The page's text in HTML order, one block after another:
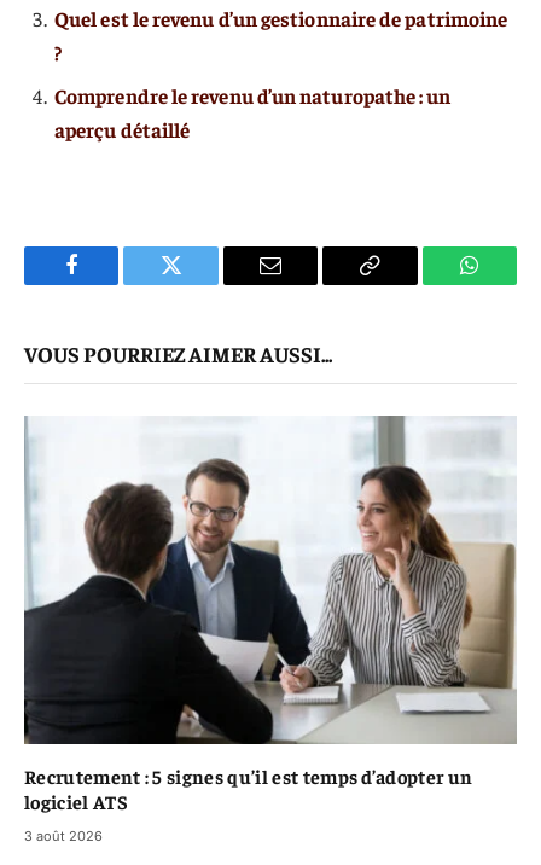
Quel est le revenu d’un gestionnaire de patrimoine
?
Comprendre le revenu d’un naturopathe : un
aperçu détaillé
Facebook Twitter
E-
Copier
VOUS POURRIEZ AIMER AUSSI...
Recrutement : 5 signes qu’il est temps d’adopter un
logiciel ATS
3 août 2026